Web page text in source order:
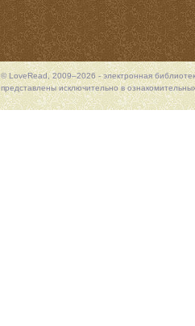
© LoveRead, 2009–2026 - электронная
представлены исключительно в